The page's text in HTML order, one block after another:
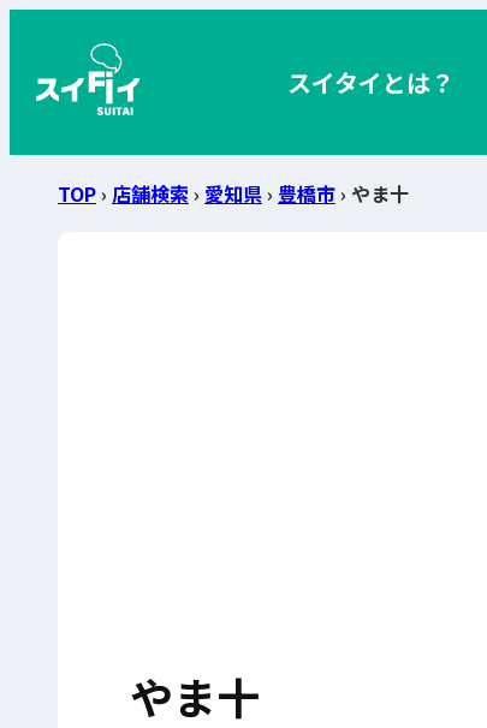
スイタイとは？
TOP› 店舗検索 › 愛知県› 豊橋市› やま十
やま十